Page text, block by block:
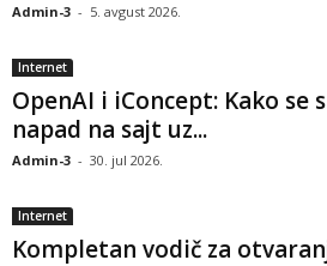
Admin-3 - 5. avgust 2026.
Internet
OpenAI i iConcept: Kako se
napad na sajt uz...
Admin-3 - 30. jul 2026.
Internet
Kompletan vodič za